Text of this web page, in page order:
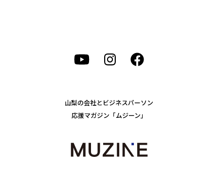
山梨の会社とビジネスパーソン
応援マガジン「ムジーン」